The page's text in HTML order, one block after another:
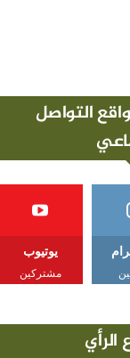
التواصل
يوتيوب
مشتركين